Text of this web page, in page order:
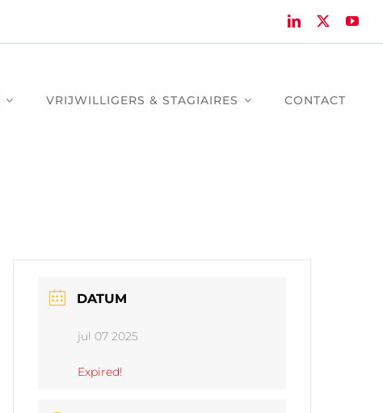
VRIJWILLIGERS & STAGIAIRES CONTACT
DATUM
jul 07 2025
Expired!